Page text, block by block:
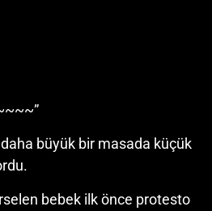
büyük bir masada küçük
bebek ilk önce protesto